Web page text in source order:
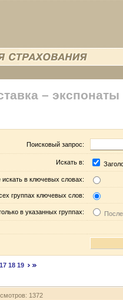
– экспонаты
Поисковый запрос:
Искать в:
искать в ключевых словах:
группах ключевых слов:
в указанных группах:
17 18 19
1372